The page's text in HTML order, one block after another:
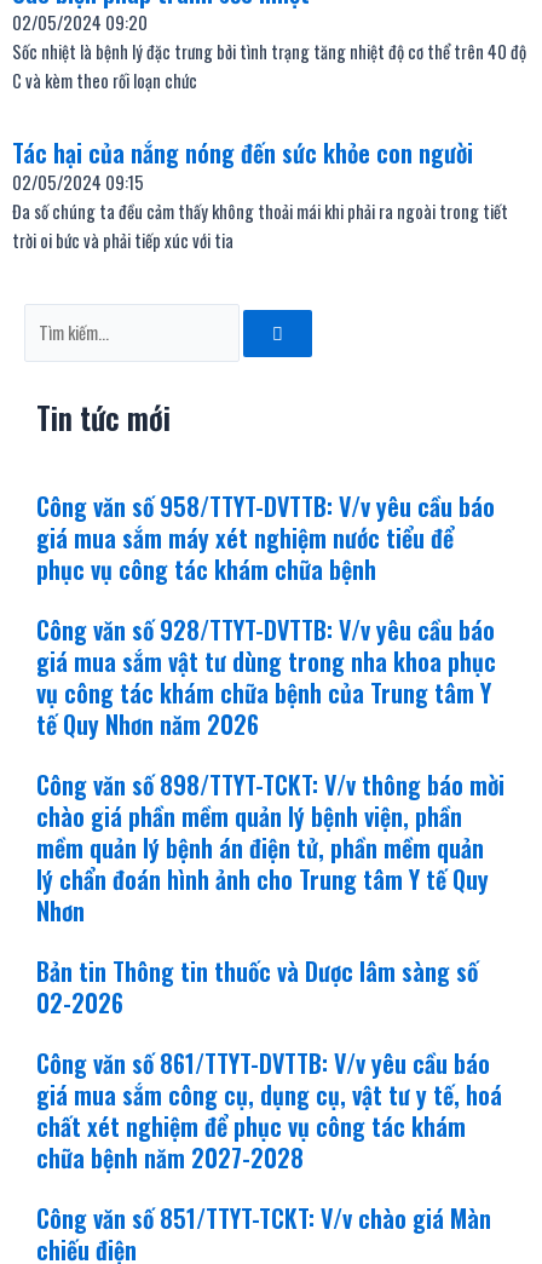
02/05/2024 09:20
Sốc nhiệt là bệnh lý đặc trưng bởi tình trạng tăng nhiệt độ cơ thể trên 40 độ
C và kèm theo rối loạn chức
Tác hại của nắng nóng đến sức khỏe con người
02/05/2024 09:15
Đa số chúng ta đều cảm thấy không thoải mái khi phải ra ngoài trong tiết
trời oi bức và phải tiếp xúc với tia
kiếm
Tin tức mới
Công văn số 958/TTYT-DVTTB: V/v yêu cầu báo
giá mua sắm máy xét nghiệm nước tiểu để
phục vụ công tác khám chữa bệnh
Công văn số 928/TTYT-DVTTB: V/v yêu cầu báo
giá mua sắm vật tư dùng trong nha khoa phục
vụ công tác khám chữa bệnh của Trung tâm Y
tế Quy Nhơn năm 2026
Công văn số 898/TTYT-TCKT: V/v thông báo mời
chào giá phần mềm quản lý bệnh viện, phần
mềm quản lý bệnh án điện tử, phần mềm quản
lý chẩn đoán hình ảnh cho Trung tâm Y tế Quy
Nhơn
Bản tin Thông tin thuốc và Dược lâm sàng số
02-2026
Công văn số 861/TTYT-DVTTB: V/v yêu cầu báo
giá mua sắm công cụ, dụng cụ, vật tư y tế, hoá
chất xét nghiệm để phục vụ công tác khám
chữa bệnh năm 2027-2028
Công văn số 851/TTYT-TCKT: V/v chào giá Màn
chiếu điện